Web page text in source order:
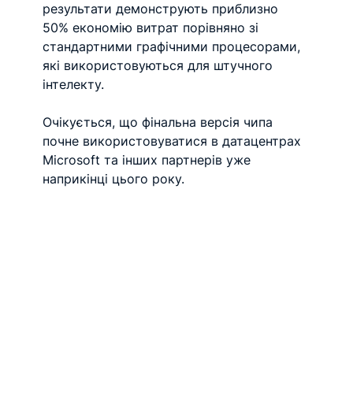
результати демонструють приблизно
50% економію витрат порівняно зі
стандартними графічними процесорами,
які використовуються для штучного
інтелекту.
Очікується, що фінальна версія чипа
почне використовуватися в датацентрах
Microsoft та інших партнерів уже
наприкінці цього року.